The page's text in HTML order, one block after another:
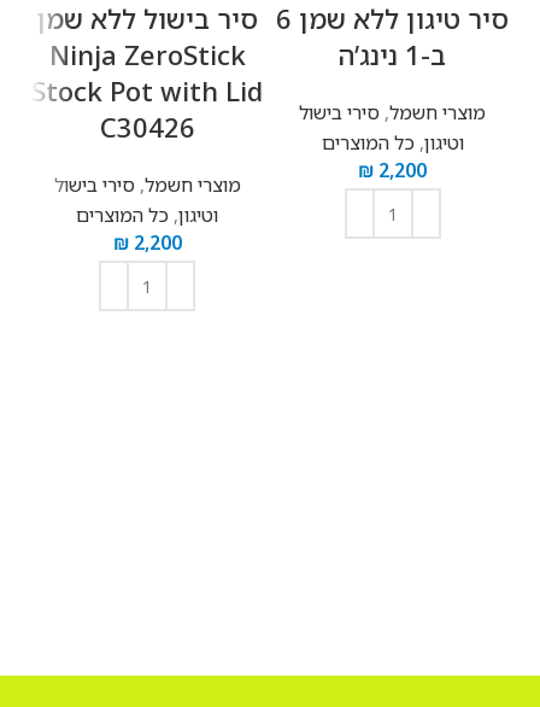
סיר טיגון ללא שמן 6
ב-1 נינג’ה
מוצרי חשמל, סירי בישול
וטיגון,כל המוצרים
₪ 2,200
‏סיר בישול ‏ללא שמן
Ninja ZeroStick
Stock Pot with Lid
C30426
מוצרי חשמל, סירי בישול
וטיגון, כל המוצרים
₪2,200